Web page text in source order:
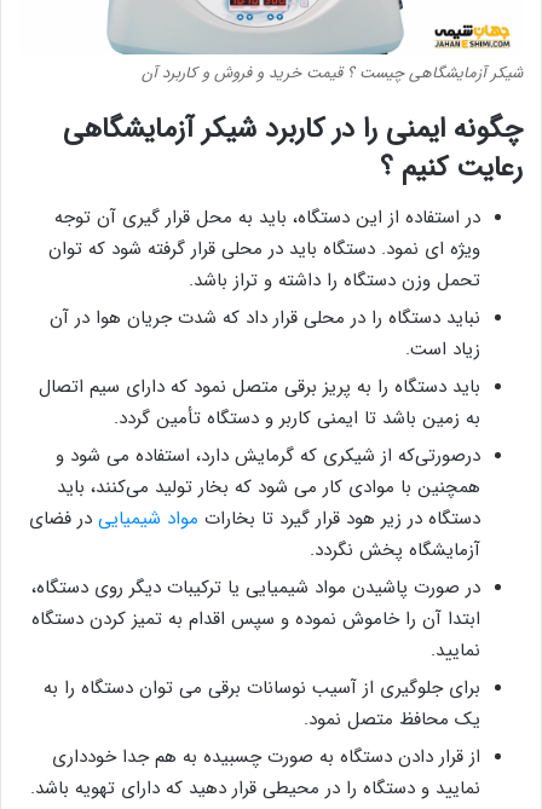
شیکر آزمایشگاهی چیست ؟ قیمت خرید و فروش و کاربرد آن
چگونه ایمنی را در کاربرد شیکر آزمایشگاهی
رعایت کنیم ؟
در استفاده از این دستگاه، باید به محل قرار گیری آن توجه
ویژه ای نمود. دستگاه باید در محلی قرار گرفته شود که توان
تحمل وزن دستگاه را داشته و تراز باشد.
نباید دستگاه را در محلی قرار داد که شدت جریان هوا در آن
زیاد است.
باید دستگاه را به پریز برقی متصل نمود که دارای سیم اتصال
به زمین باشد تا ایمنی کاربر و دستگاه تأمین گردد.
درصورتی‌که از شیکری که گرمایش دارد، استفاده می شود و
همچنین با موادی کار می شود که بخار تولید می‌کنند، باید
دستگاه در زیر هود قرار گیرد تا بخارات مواد شیمیایی در فضای
آزمایشگاه پخش نگردد.
در صورت پاشیدن مواد شیمیایی یا ترکیبات دیگر روی دستگاه،
ابتدا آن را خاموش نموده و سپس اقدام به تمیز کردن دستگاه
نمایید.
برای جلوگیری از آسیب نوسانات برقی می توان دستگاه را به
یک محافظ متصل نمود.
از قرار دادن دستگاه به صورت چسبیده به هم جدا خودداری
نمایید و دستگاه را در محیطی قرار دهید که دارای تهویه باشد.